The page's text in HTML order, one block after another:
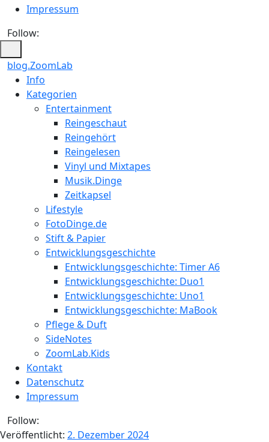
Impressum
Follow:
blog.ZoomLab
Info
Kategorien
Entertainment
Reingeschaut
Reingehört
Reingelesen
Vinyl und Mixtapes
Musik.Dinge
Zeitkapsel
Lifestyle
FotoDinge.de
Stift & Papier
Entwicklungsgeschichte
Entwicklungsgeschichte: Timer A6
Entwicklungsgeschichte: Duo1
Entwicklungsgeschichte: Uno1
Entwicklungsgeschichte: MaBook
Pflege & Duft
SideNotes
ZoomLab.Kids
Kontakt
Datenschutz
Impressum
Follow:
Veröffentlicht: 2. Dezember 2024